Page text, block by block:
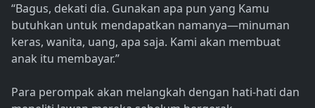
“Bagus, dekati dia. Gunakan apa pun yang Kamu
butuhkan untuk mendapatkan namanya—minuman
keras, wanita, uang, apa saja. Kami akan membuat
anak itu membayar.”
Para perompak akan melangkah dengan hati-hati dan